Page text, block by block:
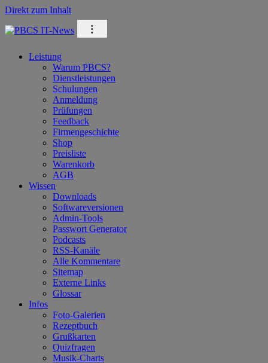
Direkt zum Inhalt
⁝
Leistung
Warum PBCS?
Dienstleistungen
Schulungen
Anmeldung
Prüfungen
Feedback
Firmengeschichte
Shop
Preisliste
Warenkorb
AGB
Wissen
Downloads
Softwareversionen
Admin-Tools
Passwort Generator
Podcasts
RSS-Kanäle
Alle Kommentare
Sitemap
Externe Links
Glossar
Infos
Foto-Galerien
Rezeptbuch
Grußkarten
Quizfragen
Musik-Charts